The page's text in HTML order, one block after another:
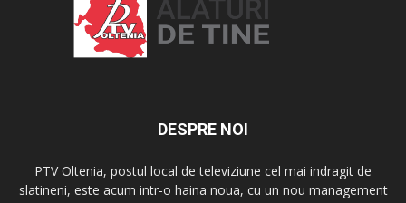
DESPRE NOI
PTV Oltenia, postul local de televiziune cel mai indragit de
slatineni, este acum intr-o haina noua, cu un nou management